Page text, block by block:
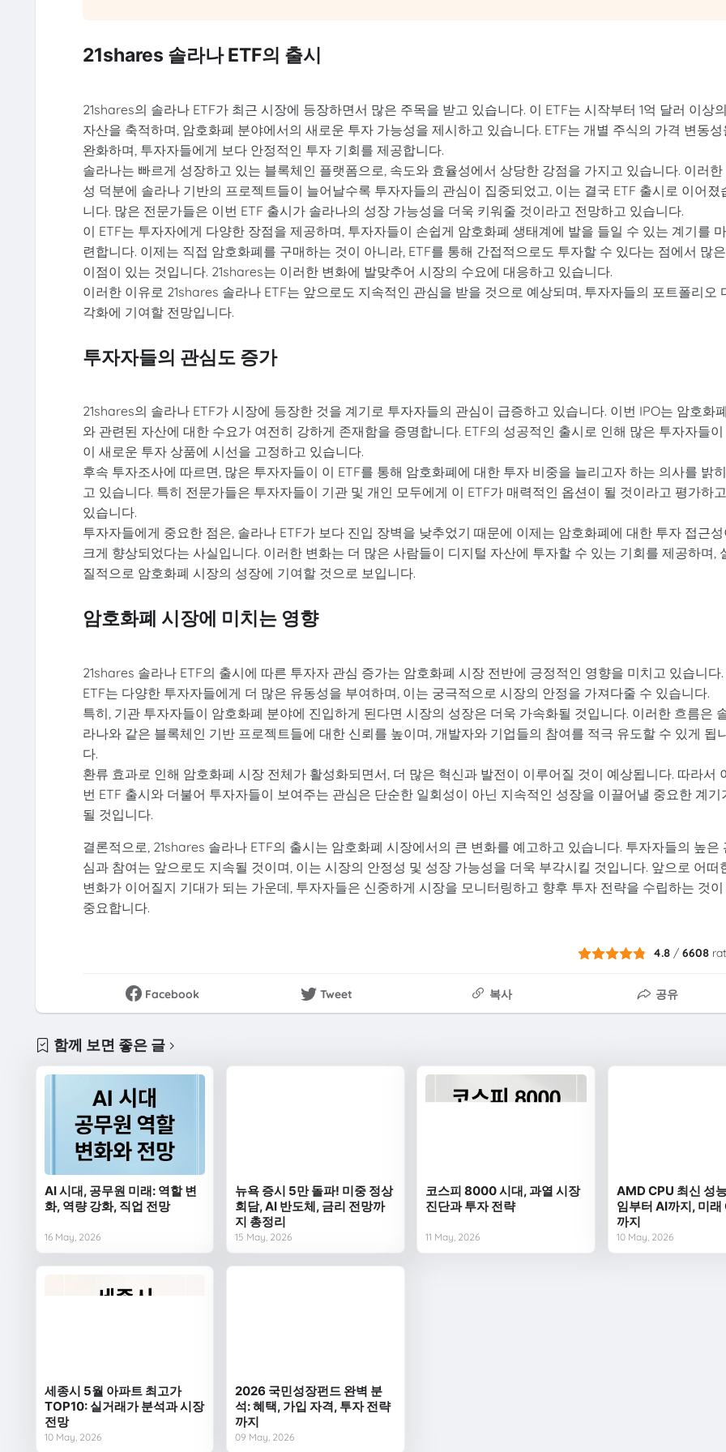
21shares 솔라나 ETF의 출시
21shares의 솔라나 ETF가 최근 시장에 등장하면서 많은 주목을 받고 있습니다. 이 ETF는 시작부터 1억 달러 이상의
자산을 축적하며, 암호화폐 분야에서의 새로운 투자 가능성을 제시하고 있습니다. ETF는 개별 주식의 가격 변동성
완화하며, 투자자들에게 보다 안정적인 투자 기회를 제공합니다.
솔라나는 빠르게 성장하고 있는 블록체인 플랫폼으로, 속도와 효율성에서 상당한 강점을 가지고 있습니다. 이러한
성 덕분에 솔라나 기반의 프로젝트들이 늘어날수록 투자자들의 관심이 집중되었고, 이는 결국 ETF 출시로 이어졌
니다. 많은 전문가들은 이번 ETF 출시가 솔라나의 성장 가능성을 더욱 키워줄 것이라고 전망하고 있습니다.
이 ETF는 투자자에게 다양한 장점을 제공하며, 투자자들이 손쉽게 암호화폐 생태계에 발을 들일 수 있는 계기를 마
련합니다. 이제는 직접 암호화폐를 구매하는 것이 아니라, ETF를 통해 간접적으로도 투자할 수 있다는 점에서 많은
이점이 있는 것입니다. 21shares는 이러한 변화에 발맞추어 시장의 수요에 대응하고 있습니다.
이러한 이유로 21shares 솔라나 ETF는 앞으로도 지속적인 관심을 받을 것으로 예상되며, 투자자들의 포트폴리오
각화에 기여할 전망입니다.
투자자들의 관심도 증가
21shares의 솔라나 ETF가 시장에 등장한 것을 계기로 투자자들의 관심이 급증하고 있습니다. 이번 IPO는 암호화폐
와 관련된 자산에 대한 수요가 여전히 강하게 존재함을 증명합니다. ETF의 성공적인 출시로 인해 많은 투자자들이
이 새로운 투자 상품에 시선을 고정하고 있습니다.
후속 투자조사에 따르면, 많은 투자자들이 이 ETF를 통해 암호화폐에 대한 투자 비중을 늘리고자 하는 의사를 밝히
고 있습니다. 특히 전문가들은 투자자들이 기관 및 개인 모두에게 이 ETF가 매력적인 옵션이 될 것이라고 평가하고
있습니다.
투자자들에게 중요한 점은, 솔라나 ETF가 보다 진입 장벽을 낮추었기 때문에 이제는 암호화폐에 대한 투자 접근성
크게 향상되었다는 사실입니다. 이러한 변화는 더 많은 사람들이 디지털 자산에 투자할 수 있는 기회를 제공하며,
질적으로 암호화폐 시장의 성장에 기여할 것으로 보입니다.
암호화폐 시장에 미치는 영향
21shares 솔라나 ETF의 출시에 따른 투자자 관심 증가는 암호화폐 시장 전반에 긍정적인 영향을 미치고 있습니다.
ETF는 다양한 투자자들에게 더 많은 유동성을 부여하며, 이는 궁극적으로 시장의 안정을 가져다줄 수 있습니다.
특히, 기관 투자자들이 암호화폐 분야에 진입하게 된다면 시장의 성장은 더욱 가속화될 것입니다. 이러한 흐름은
라나와 같은 블록체인 기반 프로젝트들에 대한 신뢰를 높이며, 개발자와 기업들의 참여를 적극 유도할 수 있게 됩
다.
환류 효과로 인해 암호화폐 시장 전체가 활성화되면서, 더 많은 혁신과 발전이 이루어질 것이 예상됩니다. 따라서
번 ETF 출시와 더불어 투자자들이 보여주는 관심은 단순한 일회성이 아닌 지속적인 성장을 이끌어낼 중요한 계기
될 것입니다.
결론적으로, 21shares 솔라나 ETF의 출시는 암호화폐 시장에서의 큰 변화를 예고하고 있습니다. 투자자들의 높은
심과 참여는 앞으로도 지속될 것이며, 이는 시장의 안정성 및 성장 가능성을 더욱 부각시킬 것입니다. 앞으로 어떠
변화가 이어질지 기대가 되는 가운데, 투자자들은 신중하게 시장을 모니터링하고 향후 투자 전략을 수립하는 것이
중요합니다.
4.8 /6608
Facebook Tweet 복사 공유
함께 보면 좋은 글
AI 시대, 공무원 미래: 역할 변
화, 역량 강화, 직업 전망
16 May, 2026
뉴욕 증시 5만 돌파! 미중 정상
회담, AI 반도체, 금리 전망까
지 총정리
15 May, 2026
코스피 8000 시대, 과열 시장
진단과 투자 전략
11 May, 2026
AMD CPU 최신 성
임부터 AI까지, 미래
까지
10 May, 2026
세종시 5월 아파트 최고가
TOP10: 실거래가 분석과 시장
전망
10 May, 2026
2026 국민성장펀드 완벽 분
석: 혜택, 가입 자격, 투자 전략
까지
09 May, 2026